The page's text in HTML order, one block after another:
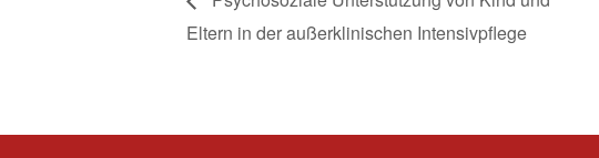
Eltern in der außerklinischen Intensivpflege